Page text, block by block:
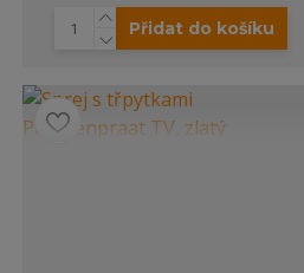
Přidat do košíku